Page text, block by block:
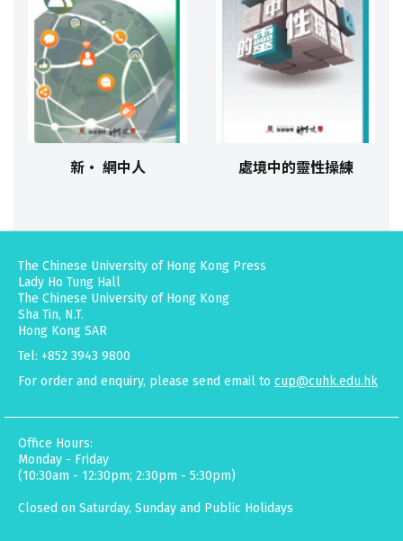
新‧ 網中人 處境中的靈性操練
The Chinese University of Hong Kong Press
Lady Ho Tung Hall
The Chinese University of Hong Kong
Sha Tin, N.T.
Hong Kong SAR
Tel: +852 3943 9800
For order and enquiry, please send email to cup@cuhk.edu.hk
Office Hours:
Monday - Friday
(10:30am - 12:30pm; 2:30pm - 5:30pm)
Closed on Saturday, Sunday and Public Holidays